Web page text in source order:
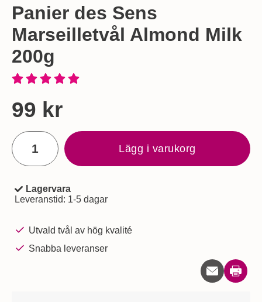
Panier des Sens
Marseilletvål Almond Milk
200g
Handla denna produkt Panier des Sens Marseilletvål
pris
99 kr
antal
Lägg i varukorg
Tillgänglighet:
Lagervara
Leveranstid: 1-5 dagar
Utvald tvål av hög kvalité
Snabba leveranser
Skriv